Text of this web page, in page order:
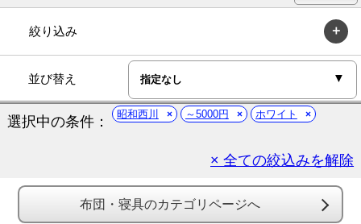
絞り込み
並び替え
選択中の条件： 昭和西川 ～5000円 ホワイト
× 全ての絞込みを解除
布団・寝具のカテゴリページへ